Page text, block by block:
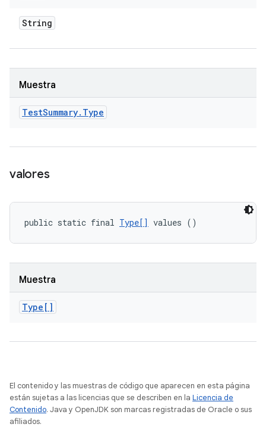
String
Muestra
TestSummary. Type
valores
public static final Type[] values ()
Muestra
Type[]
El contenido y las muestras de código que aparecen en esta página
están sujetas a las licencias que se describen en la Licencia de
Contenido. Java y OpenJDK son marcas registradas de Oracle o sus
afiliados.